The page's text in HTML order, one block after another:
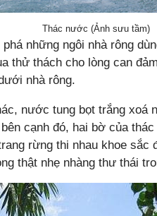
Thác nước (Ảnh sưu tầm)
những ngôi nhà rông
thử thách cho lòng can
nhà rông.
nước tung bọt trắng xoá
cạnh đó, hai bờ của
rừng thi nhau khoe
thật nhẹ nhàng thư thái